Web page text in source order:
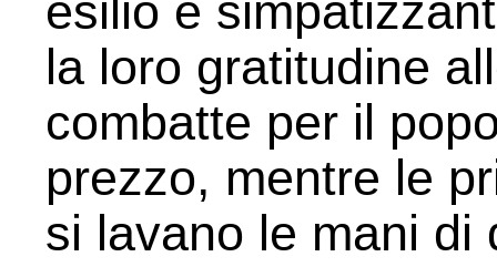
esilio e
la loro gratitudine
combatte per il
prezzo, mentre le
si lavano le mani di